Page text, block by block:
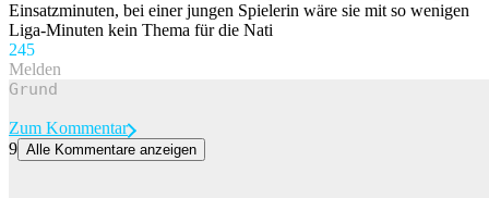
Einsatzminuten, bei einer jungen Spielerin wäre sie mit so wenigen
Liga-Minuten kein Thema für die Nati
245
Melden
Zum Kommentar
9 Alle Kommentare anzeigen